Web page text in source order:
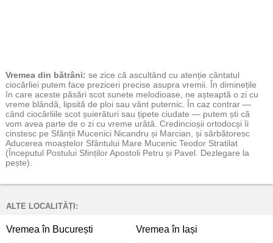
Vremea din bătrâni: se zice că ascultând cu atenție cântatul
ciocârliei putem face preziceri precise asupra vremii. În diminețile
în care aceste păsări scot sunete melodioase, ne așteaptă o zi cu
vreme blândă, lipsită de ploi sau vânt puternic. În caz contrar —
când ciocârliile scot șuierături sau țipete ciudate — putem ști că
vom avea parte de o zi cu vreme urâtă. Credincioșii ortodocși îi
cinstesc pe Sfânții Mucenici Nicandru și Marcian, și sărbătoresc
Aducerea moaștelor Sfântului Mare Mucenic Teodor Stratilat
(Începutul Postului Sfinților Apostoli Petru și Pavel. Dezlegare la
pește).
ALTE LOCALITĂȚI:
Vremea în București Vremea în Iași